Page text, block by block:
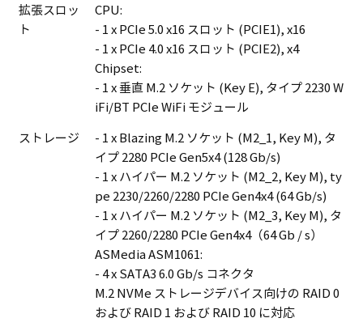
拡張スロッ
ト
CPU:
- 1 x PCIe 5.0 x16 スロット (PCIE1), x16
- 1 x PCIe 4.0 x16 スロット (PCIE2), x4
Chipset:
- 1 x 垂直 M.2 ソケット (Key E), タイプ 2230 W
iFi/BT PCIe WiFi モジュール
ストレージ
- 1 x Blazing M.2 ソケット (M2_1, Key M), タ
イプ 2280 PCIe Gen5x4 (128 Gb/s)
- 1 x ハイパー M.2 ソケット (M2_2, Key M), ty
pe 2230/2260/2280 PCIe Gen4x4 (64 Gb/s)
- 1 x ハイパー M.2 ソケット (M2_3, Key M), タ
イプ 2260/2280 PCIe Gen4x4（64 Gb / s）
ASMedia ASM1061:
- 4 x SATA3 6.0 Gb/s コネクタ
M.2 NVMe ストレージデバイス向けの RAID 0
および RAID 1 および RAID 10 に対応